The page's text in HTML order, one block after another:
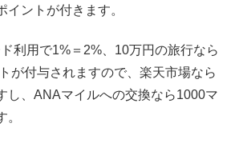
ントが付きます。
利用で1%＝2%、10万円の旅行なら
が付与されますので、楽天市場なら
し、ANAマイルへの交換なら1000マ